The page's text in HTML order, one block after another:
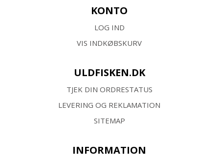
KONTO
LOG IND
VIS INDKØBSKURV
ULDFISKEN.DK
TJEK DIN ORDRESTATUS
LEVERING OG REKLAMATION
SITEMAP
INFORMATION